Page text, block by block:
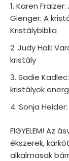
Karen
Gienger: A
Kristálybiblia
Judy Hall:
kristály
Sadie
kristályok
Sonja
FIGYELEM! Az
ékszerek,
alkalmasak